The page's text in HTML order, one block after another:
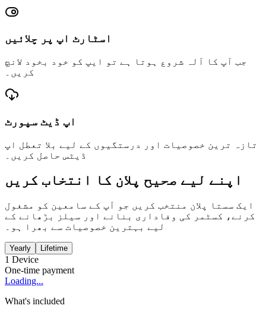
اسٹارٹ اپ پر چلائیں
جب آپ کا آلہ شروع ہوتا ہے تو ایپ کو خود بخود لانچ
کریں۔
اپ ڈیٹ سپورٹ
تازہ ترین خصوصیات اور درستگیوں کے لیے بلا تعطل اپ
ڈیٹس حاصل کریں۔
اپنے لیے صحیح پلان کا انتخاب کریں
ایک سستا پلان منتخب کریں جو آپ کے سامعین کو مشغول
کرنے، کسٹمر کی وفاداری بنانے اور سیلز بڑھانے کے
لیے بہترین خصوصیات سے بھرا ہو۔
Yearly Lifetime
1 Device
One-time payment
Loading...
What's included